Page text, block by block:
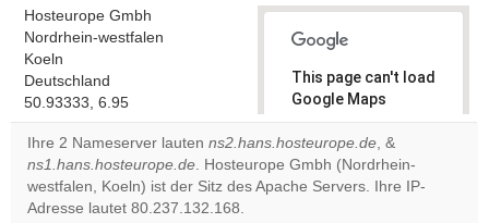
Hosteurope Gmbh
Nordrhein-westfalen
Koeln
Deutschland
50.93333, 6.95
This page can't load
Google Maps
correctly.
Do you
own this
OK
Ihre 2 Nameserver lauten ns2.hans.hosteurope.de, &
ns1.hans.hosteurope.de. Hosteurope Gmbh (Nordrhein-
westfalen, Koeln) ist der Sitz des Apache Servers. Ihre IP-
Adresse lautet 80.237.132.168.